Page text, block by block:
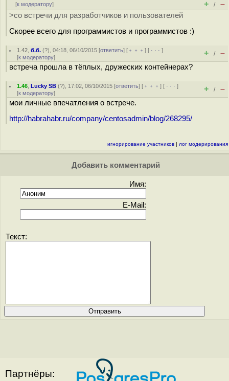
[к модератору] + / –
>со встречи для разработчиков и пользователей
Скорее всего для программистов и программистов :)
1.42 ,б.б. (?), 04:18, 06/10/2015 [ответить] [ ﹢﹢﹢] [ · · ·]
[к модератору] + / –
встреча прошла в тёплых, дружеских контейнерах?
1.46 ,Lucky SB (?), 17:02, 06/10/2015 [ответить] [ ﹢﹢﹢] [ · · ·]
[к модератору] + / –
мои личные впечатления о встрече.
http://habrahabr.ru/company/centosadmin/blog/268295/
игнорирование участников | лог модерирования
Добавить комментарий
Имя:
E-Mail:
Текст:
Партнёры: